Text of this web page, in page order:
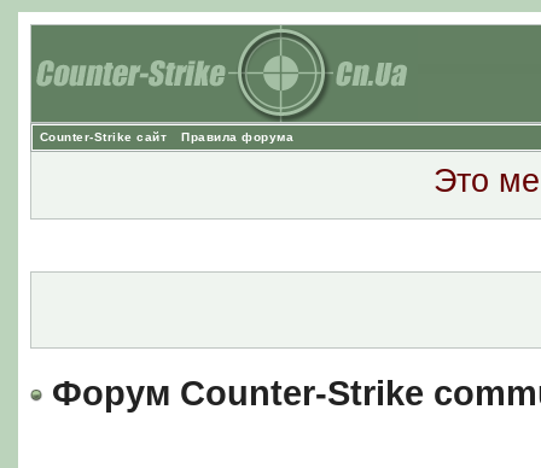
Counter-Strike сайт Правила форума
Это
Форум Counter-Strike